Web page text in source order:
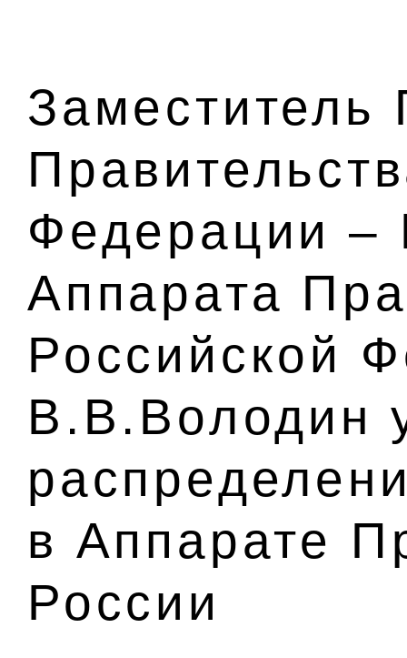
Заместитель
Федерации –
Аппарата
Российской
В.В.Володин
в Аппарате
России